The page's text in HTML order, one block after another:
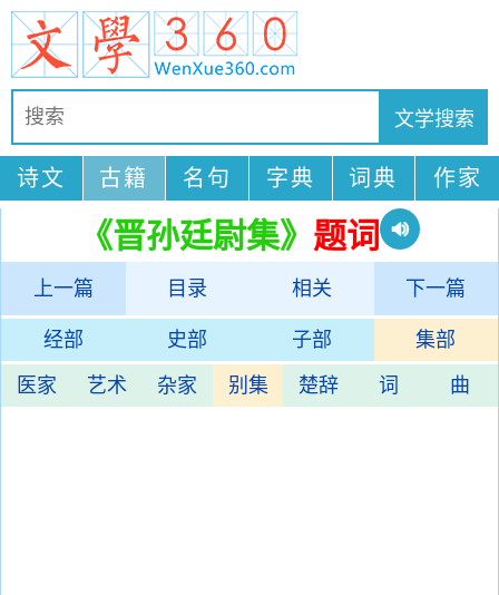
诗文 古籍 名句 字典 词典 作家
《晋孙廷尉集》 题词
上一篇 目录 相关 下一篇
经部 史部 子部 集部
医家 艺术 杂家 别集 楚辞 词 曲